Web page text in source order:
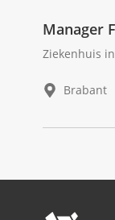
Manager
Ziekenhuis
Brabant